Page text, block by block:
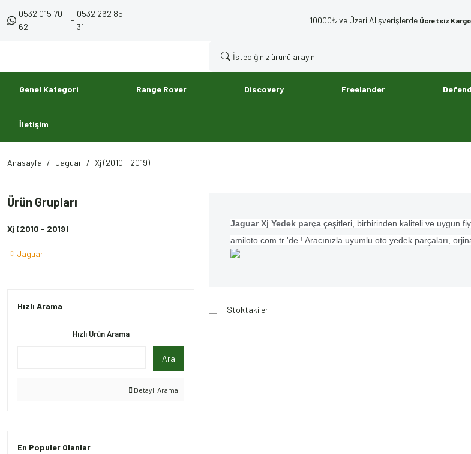
0532 015 70
62
-
0532 262 85
31
10000₺ ve Üzeri Alışverişlerde Ücretsiz Kargo
Genel Kategori Range Rover Discovery Freelander
İletişim
Anasayfa Jaguar Xj (2010 - 2019)
Ürün Grupları
Xj (2010 - 2019)
Jaguar
Hızlı Arama
Hızlı Ürün Arama
Ara
Detaylı Arama
En Populer Olanlar
Jaguar Xj Yedek parça çeşitleri, birbirinden kaliteli ve uygun
amiloto.com.tr 'de ! Aracınızla uyumlu oto yedek parçaları,
Stoktakiler